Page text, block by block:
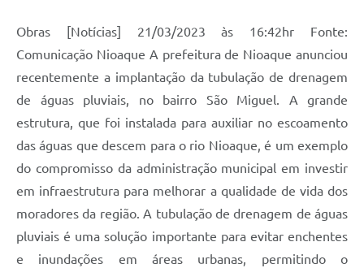
Obras [Notícias] 21/03/2023 às 16:42hr Fonte:
Comunicação Nioaque A prefeitura de Nioaque anunciou
recentemente a implantação da tubulação de drenagem
de águas pluviais, no bairro São Miguel. A grande
estrutura, que foi instalada para auxiliar no escoamento
das águas que descem para o rio Nioaque, é um exemplo
do compromisso da administração municipal em investir
em infraestrutura para melhorar a qualidade de vida dos
moradores da região. A tubulação de drenagem de águas
pluviais é uma solução importante para evitar enchentes
e inundações em áreas urbanas, permitindo o